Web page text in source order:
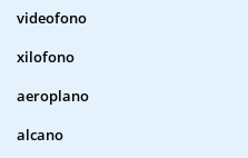
videofono
xilofono
aeroplano
alcano